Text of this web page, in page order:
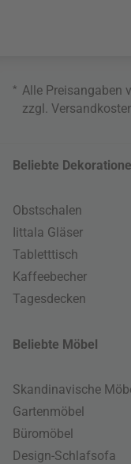
* Alle Preisangaben
zzgl.
Beliebte
Obstschalen
Iittala Gläser
Tabletttisch
Kaffeebecher
Tagesdecken
Beliebte Möbel
Skandinavische
Gartenmöbel
Büromöbel
Design-Schlafsofa